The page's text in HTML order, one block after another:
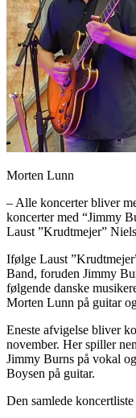
Morten Lunn
– Alle koncerter bliver
koncerter med “Jimmy
Laust ”Krudtmejer”
Ifølge Laust
Band, foruden Jimmy
følgende danske
Morten Lunn på guitar
Eneste afvigelse bliver
november. Her spiller
Jimmy Burns på vokal
Boysen på guitar.
Den samlede koncertliste